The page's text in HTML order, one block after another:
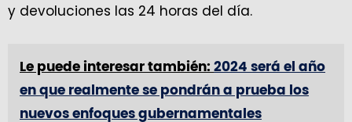
y devoluciones las 24 horas del día.
Le puede interesar también: 2024 será el año
en que realmente se pondrán a prueba los
nuevos enfoques gubernamentales